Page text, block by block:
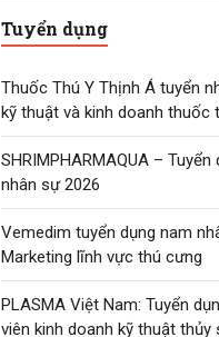
Tuyển dụng
Thuốc Thú Y Thịnh Á tuyển
kỹ thuật và kinh doanh thuốc
SHRIMPHARMAQUA – Tuyển
nhân sự 2026
Vemedim tuyển dụng nam
Marketing lĩnh vực thú cưng
PLASMA Việt Nam: Tuyển
viên kinh doanh kỹ thuật thủy